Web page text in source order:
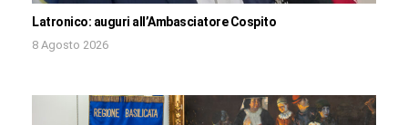
Latronico: auguri all’Ambasciatore Cospito
8 Agosto 2026